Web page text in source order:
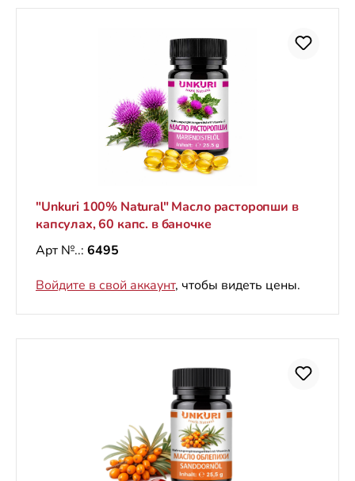
"Unkuri 100% Natural" Масло расторопши в
капсулах, 60 капс. в баночке
Арт №..: 6495
Войдите в свой аккаунт, чтобы видеть цены.